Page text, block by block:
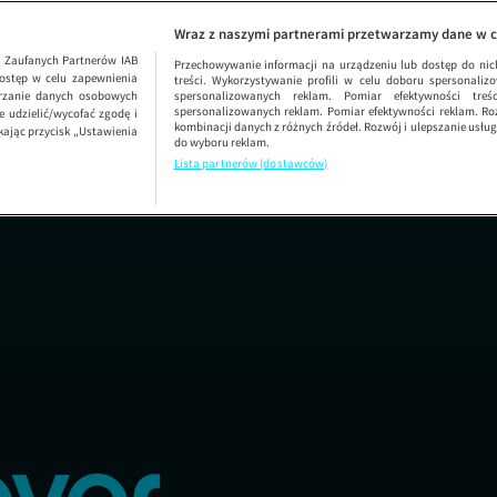
ODCINEK 7974
UWAGA!
Zaufanych Partnerów IAB
w celu zapewnienia
danych osobowych
udzielić/wycofać zgodę i
przycisk „Ustawienia
Wraz z naszymi partnerami przetwarzamy dane w
Przechowywanie informacji na urządzeniu lub dostęp do
treści. Wykorzystywanie profili w celu doboru
spersonalizowanych reklam. Pomiar efektywności
spersonalizowanych reklam. Pomiar efektywności reklam.
kombinacji danych z różnych źródeł. Rozwój i ulepszanie
do wyboru reklam.
Lista partnerów (dostawców)